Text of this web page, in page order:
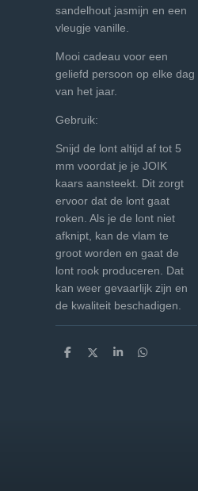
sandelhout jasmijn en een
vleugje vanille.
Mooi cadeau voor een
geliefd persoon op elke dag
van het jaar.
Gebruik:
Snijd de lont altijd af tot 5
mm voordat je je JOIK
kaars aansteekt. Dit zorgt
ervoor dat de lont gaat
roken. Als je de lont niet
afknipt, kan de vlam te
groot worden en gaat de
lont rook produceren. Dat
kan weer gevaarlijk zijn en
de kwaliteit beschadigen.
D
D
S
D